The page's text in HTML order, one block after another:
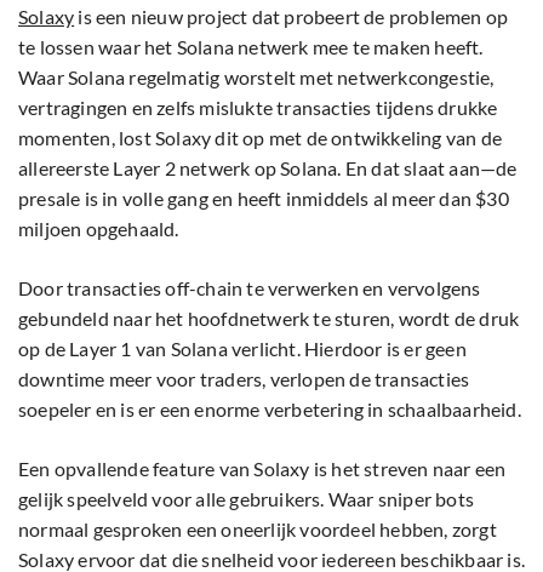
Solaxy is een nieuw project dat probeert de problemen op
te lossen waar het Solana netwerk mee te maken heeft.
Waar Solana regelmatig worstelt met netwerkcongestie,
vertragingen en zelfs mislukte transacties tijdens drukke
momenten, lost Solaxy dit op met de ontwikkeling van de
allereerste Layer 2 netwerk op Solana. En dat slaat aan—de
presale is in volle gang en heeft inmiddels al meer dan $30
miljoen opgehaald.
Door transacties off-chain te verwerken en vervolgens
gebundeld naar het hoofdnetwerk te sturen, wordt de druk
op de Layer 1 van Solana verlicht. Hierdoor is er geen
downtime meer voor traders, verlopen de transacties
soepeler en is er een enorme verbetering in schaalbaarheid.
Een opvallende feature van Solaxy is het streven naar een
gelijk speelveld voor alle gebruikers. Waar sniper bots
normaal gesproken een oneerlijk voordeel hebben, zorgt
Solaxy ervoor dat die snelheid voor iedereen beschikbaar is.